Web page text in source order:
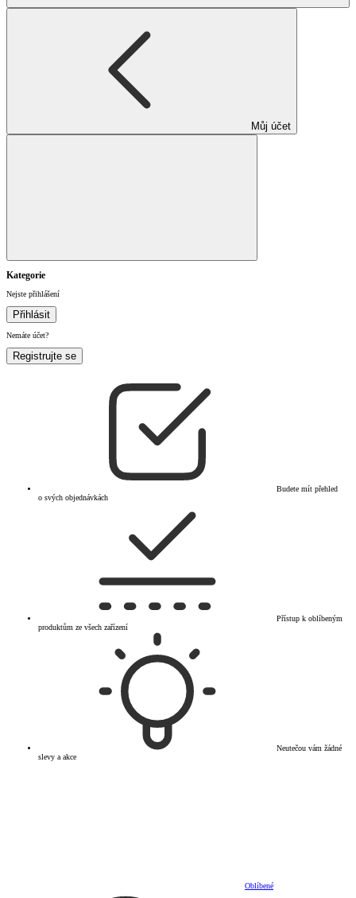
Můj účet
Kategorie
Nejste přihlášení
Přihlásit
Nemáte účet?
Registrujte se
Budete mít přehled
o svých objednávkách
Přístup k oblíbeným
produktům ze všech zařízení
Neutečou vám žádné
slevy a akce
Oblíbené